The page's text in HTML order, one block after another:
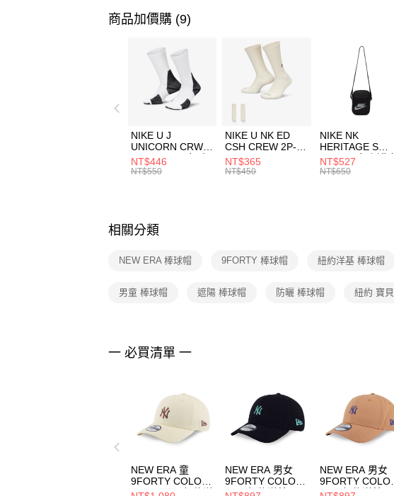
商品加價購 (9)
NIKE U J
UNICORN CRW
1PR -160 男女 中
統襪 FZ3393100
NT$446
NT$550
NIKE U NK ED
CSH CREW 2P-
144 EMBRDY 男
女 短統襪
NT$365
NT$450
NIKE NK
HERITAGE S
SMIT 男女 側背包
BA5871010
NT$527
NT$650
相關分類
NEW ERA 棒球帽 9FORTY 棒球帽 紐約洋基 棒球帽
男童 棒球帽 遮陽 棒球帽 防曬 棒球帽 紐約 寶貝
一 必買清單 一
NEW ERA 童
9FORTY COLOR
ERA FW25 紐約洋
NEW ERA 男女
9FORTY COLOR
ERA 紐約洋基
NEW ERA 男女
9FORTY COLOR
ERA 紐約洋基